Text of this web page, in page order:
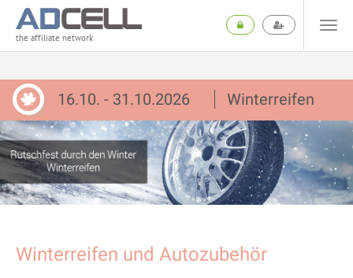
the affiliate network
16.10. - 31.10.2026 Winterreifen
Winterreifen und Autozubehör